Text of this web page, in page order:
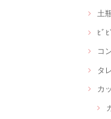
土
ﾋﾞ
コ
タ
カ